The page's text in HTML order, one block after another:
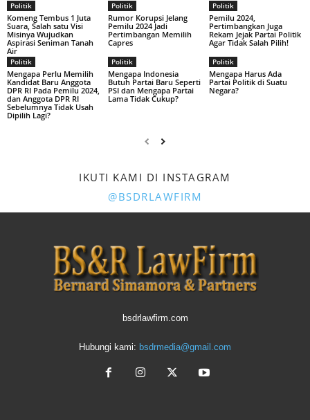
Politik
Komeng Tembus 1 Juta
Suara, Salah satu Visi
Misinya Wujudkan
Aspirasi Seniman Tanah
Air
Politik
Rumor Korupsi Jelang
Pemilu 2024 Jadi
Pertimbangan Memilih
Capres
Politik
Pemilu 2024,
Pertimbangkan Juga
Rekam Jejak Partai Politik
Agar Tidak Salah Pilih!
Politik
Mengapa Perlu Memilih
Kandidat Baru Anggota
DPR RI Pada Pemilu 2024,
dan Anggota DPR RI
Sebelumnya Tidak Usah
Dipilih Lagi?
Politik
Mengapa Indonesia
Butuh Partai Baru Seperti
PSI dan Mengapa Partai
Lama Tidak Cukup?
Politik
Mengapa Harus Ada
Partai Politik di Suatu
Negara?
IKUTI KAMI DI INSTAGRAM
@BSDRLAWFIRM
bsdrlawfirm.com
Hubungi kami: bsdrmedia@gmail.com